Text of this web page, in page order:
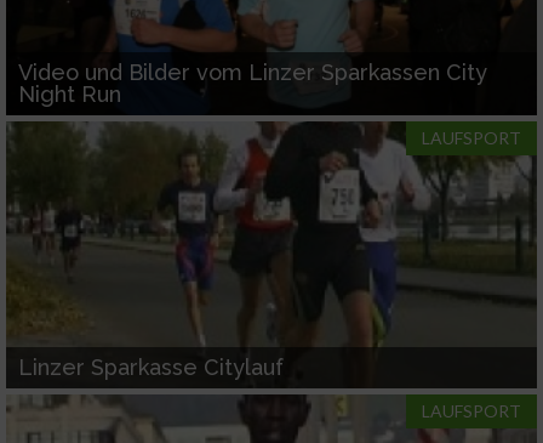
Video und Bilder vom Linzer Sparkassen City
Night Run
LAUFSPORT
Linzer Sparkasse Citylauf
LAUFSPORT